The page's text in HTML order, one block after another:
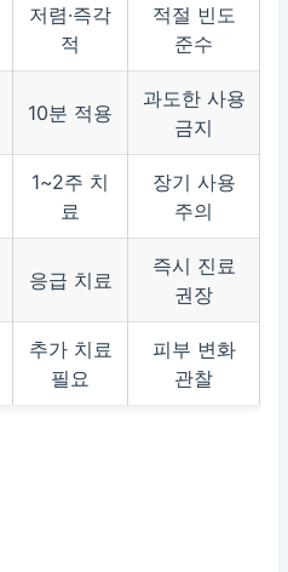
저렴·즉각
적
적절 빈도
준수
10분 적용
과도한 사용
금지
1~2주 치
료
장기 사용
주의
응급 치료
즉시 진료
권장
추가 치료
필요
피부 변화
관찰